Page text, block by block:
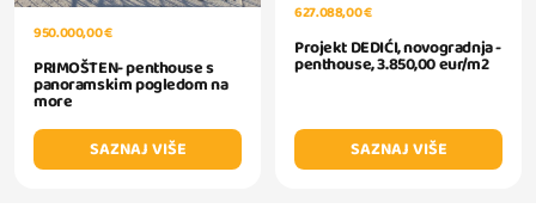
950.000,00 €
PRIMOŠTEN- penthouse s
panoramskim pogledom na
more
SAZNAJ VIŠE
627.088,00 €
Projekt DEDIĆI, novogradnja -
penthouse, 3.850,00 eur/m2
SAZNAJ VIŠE